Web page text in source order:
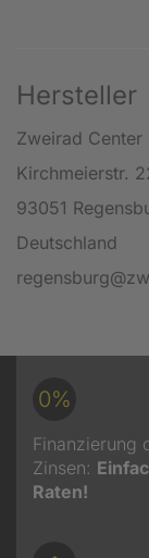
Hersteller
Zweirad Center
Kirchmeierstr.
93051
Deutschland
0%
Finanzierung
Zinsen:
Raten!